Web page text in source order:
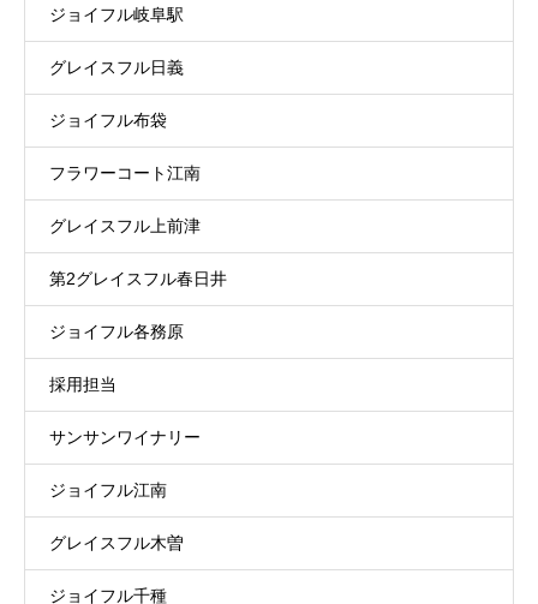
ジョイフル岐阜駅
グレイスフル日義
ジョイフル布袋
フラワーコート江南
グレイスフル上前津
第2グレイスフル春日井
ジョイフル各務原
採用担当
サンサンワイナリー
ジョイフル江南
グレイスフル木曽
ジョイフル千種